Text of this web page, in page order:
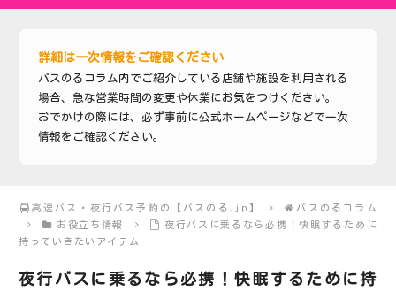
詳細は一次情報をご確認ください
バスのるコラム内でご紹介している店舗や施設を利用される
場合、急な営業時間の変更や休業にお気をつけください。
おでかけの際には、必ず事前に公式ホームページなどで一次
情報をご確認ください。
高速バス・夜行バス予約の【バスのる.jp】
バスのるコラム
お役立ち情報
夜行バスに乗るなら必携！快眠するために
持っていきたいアイテム
夜行バスに乗るなら必携！快眠するために持